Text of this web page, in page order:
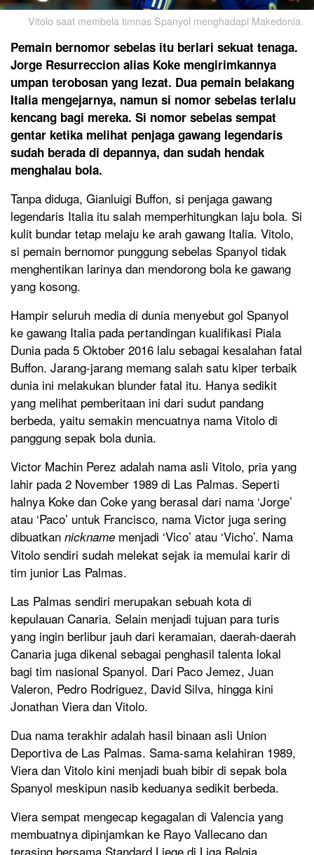
Vitolo saat membela timnas Spanyol menghadapi Makedonia.
Pemain bernomor sebelas itu berlari sekuat tenaga.
Jorge Resurreccion alias Koke mengirimkannya
umpan terobosan yang lezat. Dua pemain belakang
Italia mengejarnya, namun si nomor sebelas terlalu
kencang bagi mereka. Si nomor sebelas sempat
gentar ketika melihat penjaga gawang legendaris
sudah berada di depannya, dan sudah hendak
menghalau bola.
Tanpa diduga, Gianluigi Buffon, si penjaga gawang
legendaris Italia itu salah memperhitungkan laju bola. Si
kulit bundar tetap melaju ke arah gawang Italia. Vitolo,
si pemain bernomor punggung sebelas Spanyol tidak
menghentikan larinya dan mendorong bola ke gawang
yang kosong.
Hampir seluruh media di dunia menyebut gol Spanyol
ke gawang Italia pada pertandingan kualifikasi Piala
Dunia pada 5 Oktober 2016 lalu sebagai kesalahan fatal
Buffon. Jarang-jarang memang salah satu kiper terbaik
dunia ini melakukan blunder fatal itu. Hanya sedikit
yang melihat pemberitaan ini dari sudut pandang
berbeda, yaitu semakin mencuatnya nama Vitolo di
panggung sepak bola dunia.
Victor Machin Perez adalah nama asli Vitolo, pria yang
lahir pada 2 November 1989 di Las Palmas. Seperti
halnya Koke dan Coke yang berasal dari nama ‘Jorge’
atau ‘Paco’ untuk Francisco, nama Victor juga sering
dibuatkan nickname menjadi ‘Vico’ atau ‘Vicho’. Nama
Vitolo sendiri sudah melekat sejak ia memulai karir di
tim junior Las Palmas.
Las Palmas sendiri merupakan sebuah kota di
kepulauan Canaria. Selain menjadi tujuan para turis
yang ingin berlibur jauh dari keramaian, daerah-daerah
Canaria juga dikenal sebagai penghasil talenta lokal
bagi tim nasional Spanyol. Dari Paco Jemez, Juan
Valeron, Pedro Rodriguez, David Silva, hingga kini
Jonathan Viera dan Vitolo.
Dua nama terakhir adalah hasil binaan asli Union
Deportiva de Las Palmas. Sama-sama kelahiran 1989,
Viera dan Vitolo kini menjadi buah bibir di sepak bola
Spanyol meskipun nasib keduanya sedikit berbeda.
Viera sempat mengecap kegagalan di Valencia yang
membuatnya dipinjamkan ke Rayo Vallecano dan
terasing bersama Standard Liege di Liga Belgia,